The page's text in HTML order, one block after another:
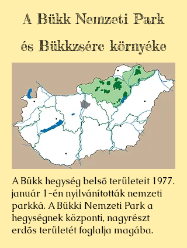
A Bükk Nemzeti Park
és Bükkzsérc környéke
A Bükk hegység belső területeit 1977.
január 1-én nyilvánították nemzeti
parkká. A Bükki Nemzeti Park a
hegységnek központi, nagyrészt
erdős területét foglalja magába.